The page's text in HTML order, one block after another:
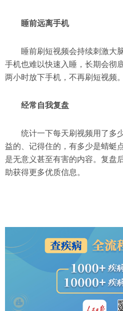
睡前远离手机
睡前刷短视频会持续刺激大
手机也难以快速入睡，长期会彻
两小时放下手机，不再刷短视频。
经常自我复盘
统计一下每天刷视频用了多
益的、记得住的，有多少是蜻蜓
是无意义甚至有害的内容。复盘
助获得更多优质信息。